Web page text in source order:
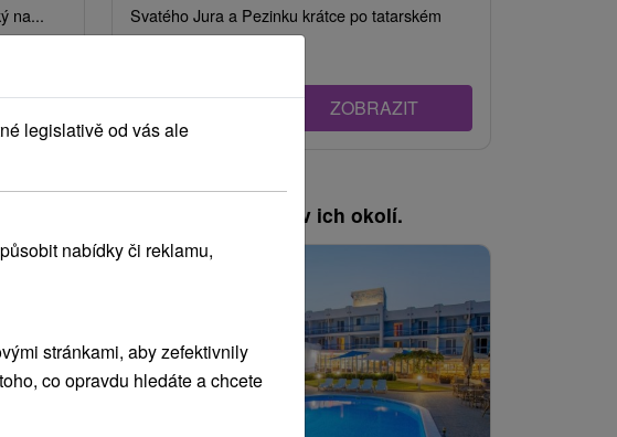
na...
Svatého Jura a Pezinku krátce po tatarském
ZOBRAZIT
tieto atrakcie, pozrite si pobyty v ich okolí.
legislativě od vás ale
nabídky či reklamu,
stránkami, aby zefektivnily
co opravdu hledáte a chcete